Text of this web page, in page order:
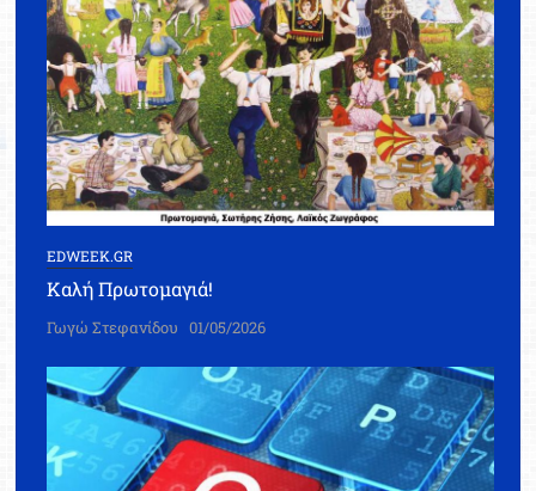
EDWEEK.GR
Καλή Πρωτομαγιά!
Γωγώ Στεφανίδου 01/05/2026